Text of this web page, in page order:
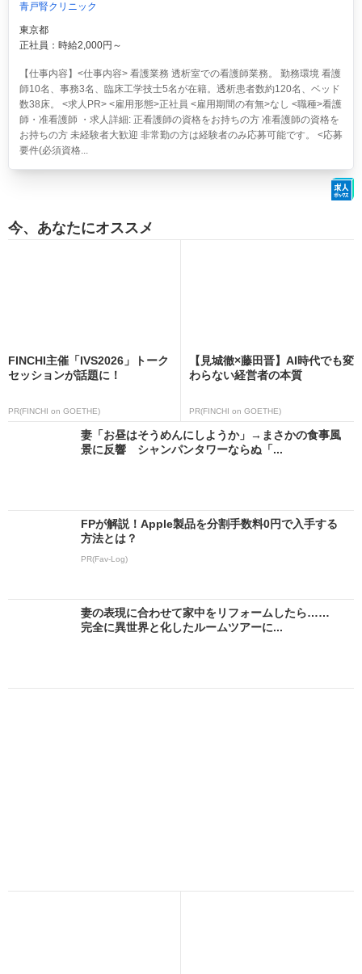
青戸腎クリニック
東京都
正社員：時給2,000円～
【仕事内容】<仕事内容> 看護業務 透析室での看護師業務。 勤務環境 看護
師10名、事務3名、臨床工学技士5名が在籍。透析患者数約120名、ベッド
数38床。 <求人PR> <雇用形態>正社員 <雇用期間の有無>なし <職種>看護
師・准看護師 ・求人詳細: 正看護師の資格をお持ちの方 准看護師の資格を
お持ちの方 未経験者大歓迎 非常勤の方は経験者のみ応募可能です。 <応募
要件(必須資格...
今、あなたにオススメ
FINCHI主催「IVS2026」トーク
セッションが話題に！
PR(FINCHI on GOETHE)
【見城徹×藤田晋】AI時代でも変
わらない経営者の本質
PR(FINCHI on GOETHE)
妻「お昼はそうめんにしようか」→まさかの食事風
景に反響 シャンパンタワーならぬ「...
FPが解説！Apple製品を分割手数料0円で入手する
方法とは？
PR(Fav-Log)
妻の表現に合わせて家中をリフォームしたら……
完全に異世界と化したルームツアーに...